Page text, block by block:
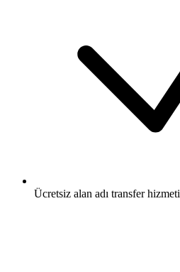
Ücretsiz alan adı transfer hizmeti